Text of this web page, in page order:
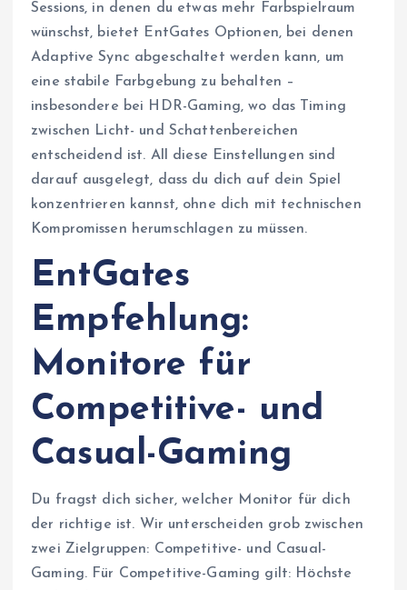
Sessions, in denen du etwas mehr Farbspielraum
wünschst, bietet EntGates Optionen, bei denen
Adaptive Sync abgeschaltet werden kann, um
eine stabile Farbgebung zu behalten –
insbesondere bei HDR-Gaming, wo das Timing
zwischen Licht- und Schattenbereichen
entscheidend ist. All diese Einstellungen sind
darauf ausgelegt, dass du dich auf dein Spiel
konzentrieren kannst, ohne dich mit technischen
Kompromissen herumschlagen zu müssen.
EntGates
Empfehlung:
Monitore für
Competitive- und
Casual-Gaming
Du fragst dich sicher, welcher Monitor für dich
der richtige ist. Wir unterscheiden grob zwischen
zwei Zielgruppen: Competitive- und Casual-
Gaming. Für Competitive-Gaming gilt: Höchste